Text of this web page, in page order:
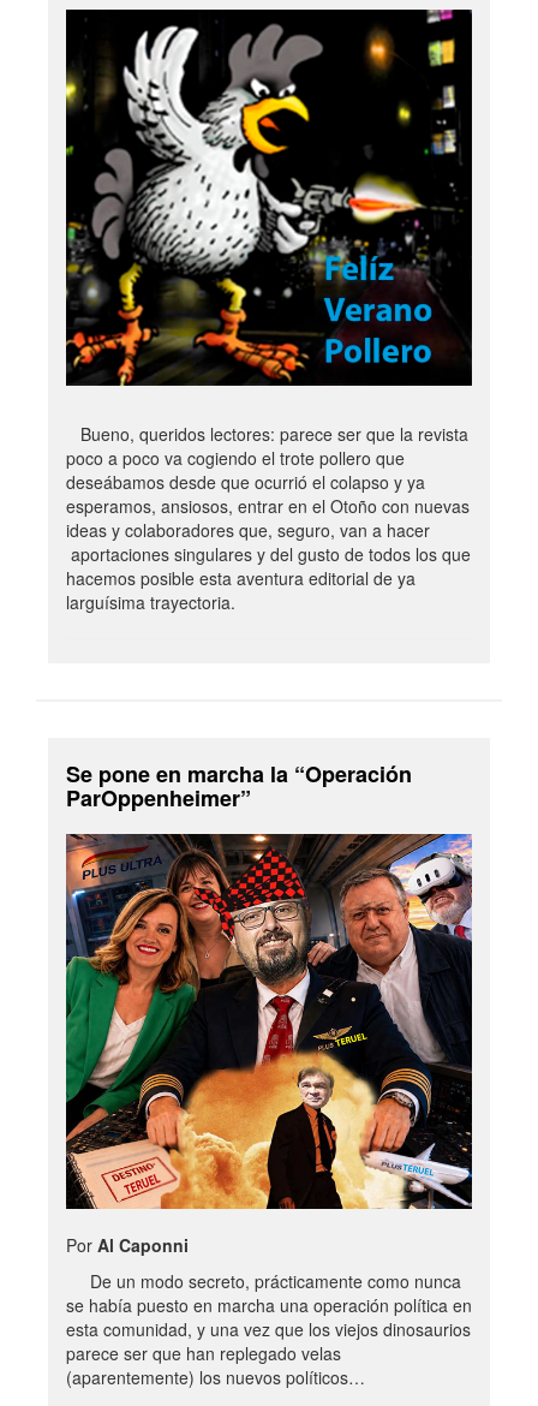
Bueno, queridos lectores: parece ser que la revista
poco a poco va cogiendo el trote pollero que
deseábamos desde que ocurrió el colapso y ya
esperamos, ansiosos, entrar en el Otoño con nuevas
ideas y colaboradores que, seguro, van a hacer
aportaciones singulares y del gusto de todos los que
hacemos posible esta aventura editorial de ya
larguísima trayectoria.
Se pone en marcha la “Operación
ParOppenheimer”
Por Al Caponni
De un modo secreto, prácticamente como nunca
se había puesto en marcha una operación política en
esta comunidad, y una vez que los viejos dinosaurios
parece ser que han replegado velas
(aparentemente) los nuevos políticos…